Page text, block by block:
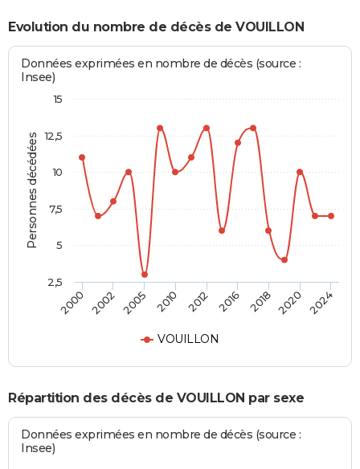
Evolution du nombre de décès de VOUILLON
Personnes décédées
Données exprimées en nombre de décès (source :
Insee)
VOUILLON
2000 2002 2005 2010 2012 2016 2018 2020 2024
2,5
5
7,5
10
12,5
15
Répartition des décès de VOUILLON par sexe
Données exprimées en nombre de décès (source :
Insee)